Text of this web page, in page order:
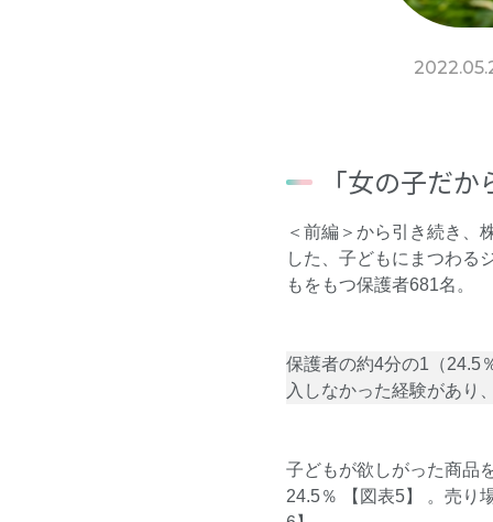
「女の子だ
＜前編 ＞ から引き続き、
した、子どもにまつわる
もをもつ保護者681名。
保護者の約4分の1（24.5
入しなかった経験があり
子どもが欲しがった商品
24.5％ 【図表5】 。売り